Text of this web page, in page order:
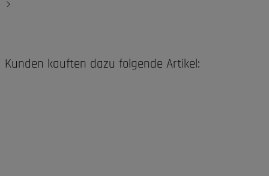
Kunden kauften dazu folgende Artikel: